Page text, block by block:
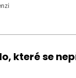
které se